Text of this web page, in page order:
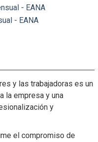
- EANA
- EANA
y las trabajadoras es un
la empresa y una
y
el compromiso de